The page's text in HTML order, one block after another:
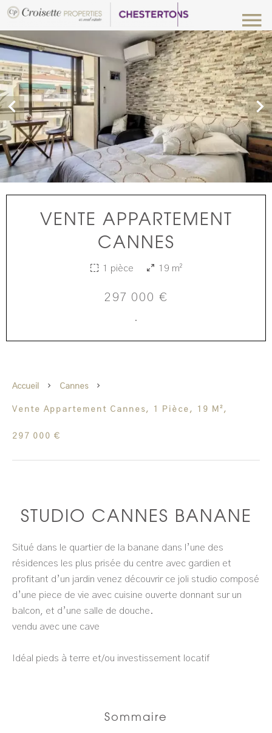
VENTE APPARTEMENT
CANNES
1 pièce 19 m²
297 000 €
·
Accueil Cannes
Vente Appartement Cannes, 1 Pièce, 19 M²,
297 000 €
STUDIO CANNES BANANE
Situé dans le quartier de la banane dans l’une des
résidences les plus prisée du centre avec gardien et
profitant d’un jardin venez découvrir ce joli studio composé
d’une piece de vie avec cuisine ouverte donnant sur un
balcon, et d’une salle de douche.
vendu avec une cave
Idéal pieds à terre et/ou investissement locatif
Sommaire